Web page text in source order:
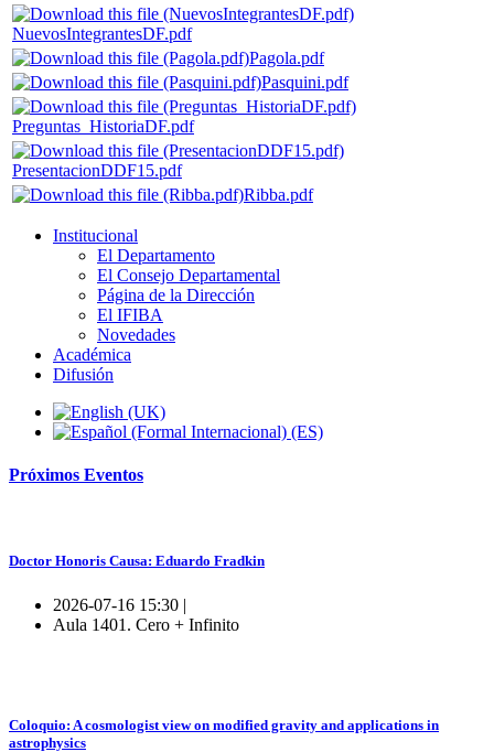
NuevosIntegrantesDF.pdf
Pagola.pdf
Pasquini.pdf
Preguntas_HistoriaDF.pdf
PresentacionDDF15.pdf
Ribba.pdf
Institucional
El Departamento
El Consejo Departamental
Página de la Dirección
El IFIBA
Novedades
Académica
Difusión
Próximos Eventos
Doctor Honoris Causa: Eduardo Fradkin
2026-07-16 15:30 |
Aula 1401. Cero + Infinito
Coloquio: A cosmologist view on modified gravity and applications in
astrophysics